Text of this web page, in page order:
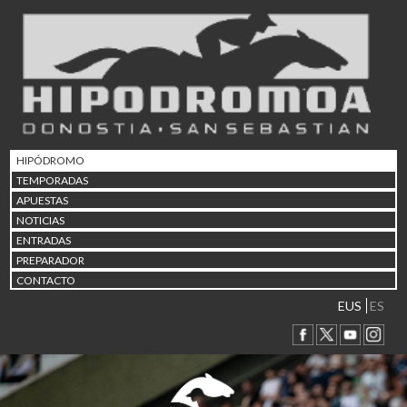
HIPÓDROMO
TEMPORADAS
APUESTAS
NOTICIAS
ENTRADAS
PREPARADOR
CONTACTO
EUS ES
02/08 17:30 Abuztuaren 2a / 2 de
Abuztuaren 9a / 9 de
12/08 12:24 Abuztaren 12a / 12 de
15/08 17:05 Abuztuaren 15a / 15 de
23/08 17:30 Abuztuaren 23a / 23 de
30/08 17:30 Abuztuaren 30a / 30 de
02/09 11:15
06/09 17:30 Irailaren 6a / 6 de
Irailaren 13a / 13 de
30/09 11:30 Irailaren 30a / 30 de